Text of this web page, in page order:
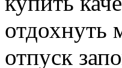
отдохнуть
отпуск